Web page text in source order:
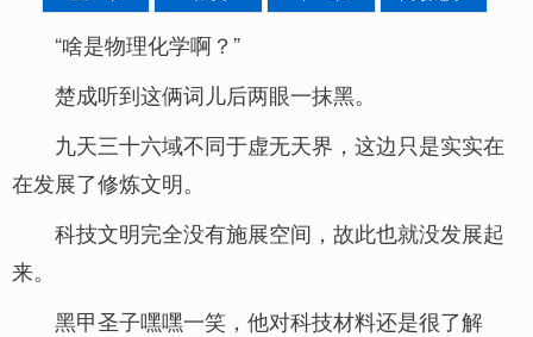
“啥是物理化学啊？”
楚成听到这俩词儿后两眼一抹黑。
九天三十六域不同于虚无天界，这边只是实实在
在发展了修炼文明。
科技文明完全没有施展空间，故此也就没发展起
来。
黑甲圣子嘿嘿一笑，他对科技材料还是很了解